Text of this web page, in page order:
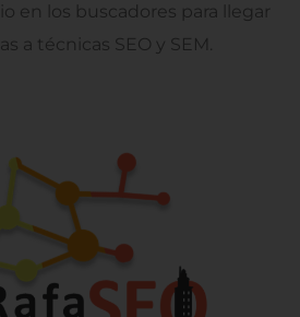
en los buscadores para llegar
a técnicas SEO y SEM.